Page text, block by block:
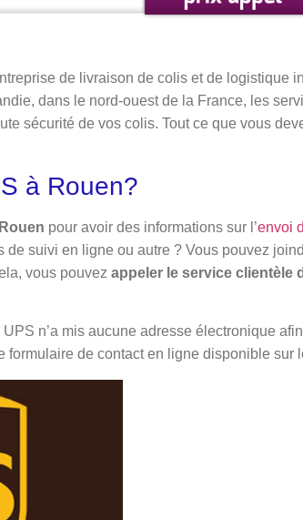
de livraison de colis et de logistique
dans le nord-ouest de la France, les
sécurité de vos colis. Tout ce que vous
à Rouen?
pour avoir des informations sur l’envoi
de suivi en ligne ou autre ? Vous pouvez
vous pouvez appeler le service clientèle
n’a mis aucune adresse électronique
de contact en ligne disponible sur